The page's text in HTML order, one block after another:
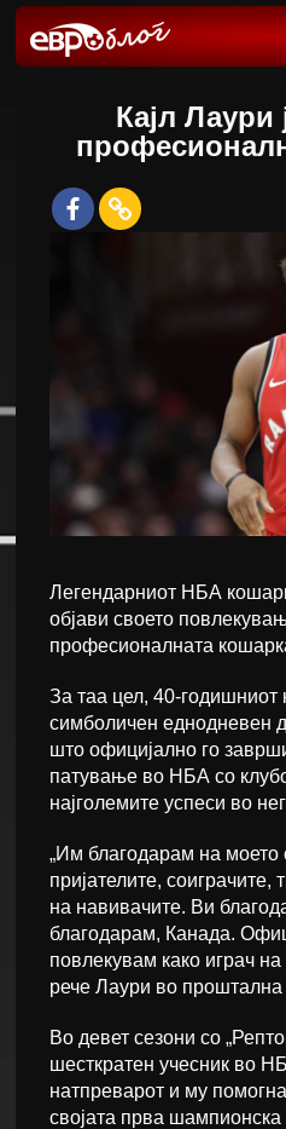
Кајл Лаури
Легендарниот НБА
објави своето
професионалната
За таа цел, 40-
симболичен еднодневен
што официјално го
патување во НБА со
најголемите успеси во
„Им благодарам на моето
пријателите, соиграчите,
на навивачите. Ви
благодарам, Канада.
повлекувам како играч
рече Лаури во проштална
Во девет сезони со
шесткратен учесник во
натпреварот и му
својата прва шампионска